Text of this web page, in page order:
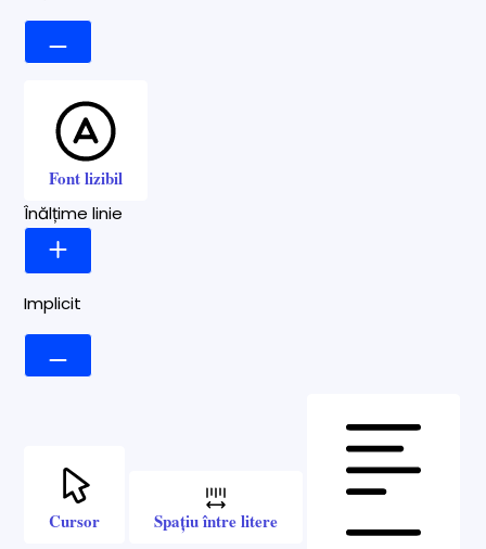
Font lizibil
Înălțime linie
Implicit
Cursor Spațiu între litere